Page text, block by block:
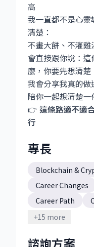
高
我一直都不是心
清楚：
不畫大餅、不灌雞
會直接跟你說：
麼，你要先想清楚
我會分享我真的
陪你一起想清楚一
👉 這條路適不適
行
專長
Blockchain &
Career Changes
Career Path
Cross-Functional
+15 more
諮詢方案